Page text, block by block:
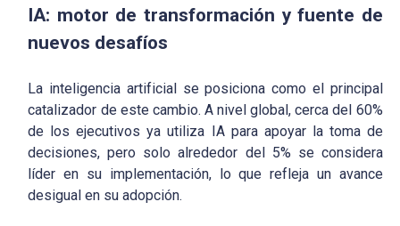
IA: motor de transformación y fuente de
nuevos desafíos
La inteligencia artificial se posiciona como el principal
catalizador de este cambio. A nivel global, cerca del 60%
de los ejecutivos ya utiliza IA para apoyar la toma de
decisiones, pero solo alrededor del 5% se considera
líder en su implementación, lo que refleja un avance
desigual en su adopción.